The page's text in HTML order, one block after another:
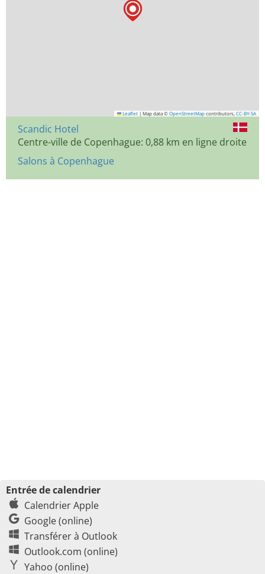
Leaflet | Map data © OpenStreetMap contributors, CC-BY-SA
Scandic Hotel
Centre-ville de Copenhague: 0,88 km en ligne droite
Salons à Copenhague
Entrée de calendrier
Calendrier Apple
Google (online)
Transférer à Outlook
Outlook.com (online)
Yahoo (online)